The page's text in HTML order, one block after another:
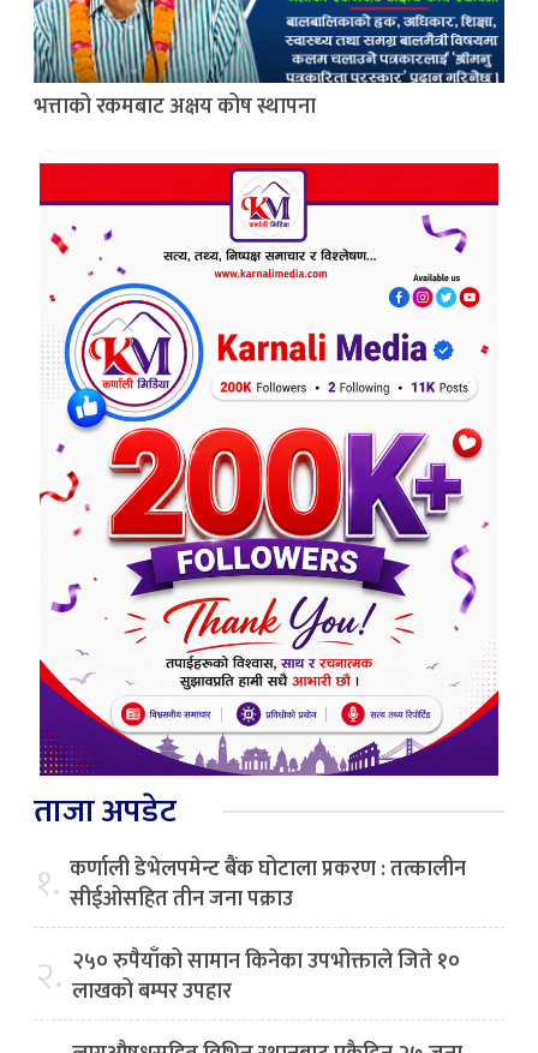
भत्ताको रकमबाट अक्षय कोष स्थापना
ताजा अपडेट
१. कर्णाली डेभेलपमेन्ट बैंक घोटाला प्रकरण : तत्कालीन
सीईओसहित तीन जना पक्राउ
२. २५० रुपैयाँको सामान किनेका उपभोक्ताले जिते १०
लाखको बम्पर उपहार